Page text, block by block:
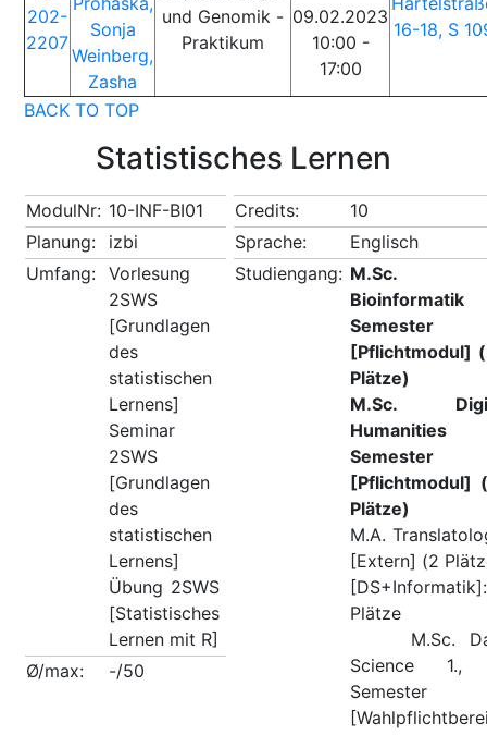
202-
2207
Sonja
Weinberg,
Zasha
und Genomik -
Praktikum
09.02.2023
10:00 -
17:00
16-18, S
BACK TO TOP
Statistisches Lernen
ModulNr: 10-INF-BI01
Planung:
izbi
Umfang:
Vorlesung
2SWS
[Grundlagen
des
statistischen
Lernens]
Seminar
2SWS
[Grundlagen
des
statistischen
Lernens]
Übung 2SWS
[Statistisches
Lernen mit R]
Ø/max:
-/50
Credits:
10
Sprache:
Englisch
Studiengang: M.Sc.
Semester
[Pflichtmodul]
Plätze)
M.Sc.
Humanities
Semester
[Pflichtmodul]
Plätze)
M.A.
[Extern] (2
Plätze
M.Sc.
Science 1.,
Semester